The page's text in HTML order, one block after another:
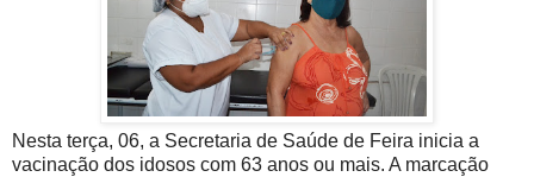
Nesta terça, 06, a Secretaria de Saúde de Feira inicia a
vacinação dos idosos com 63 anos ou mais. A marcação